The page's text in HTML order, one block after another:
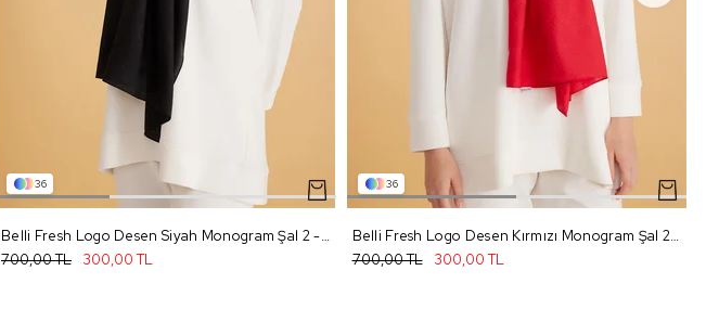
36
Belli Fresh Logo Desen Siyah Monogram Şal 2 - 99
300,00 TL
700,00 TL
36
Belli Fresh Logo Desen Kırmızı Monogram Şal 2 - 98
300,00 TL
700,00 TL